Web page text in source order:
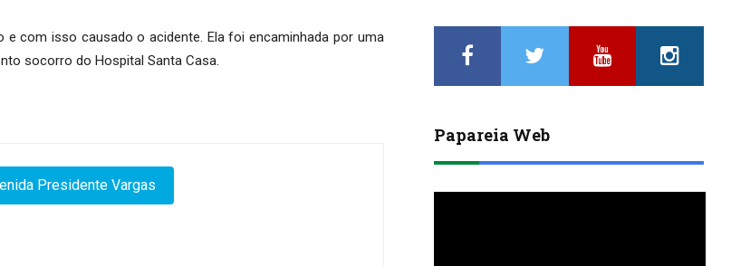
com isso causado o acidente. Ela foi encaminhada por uma
socorro do Hospital Santa Casa.
Presidente Vargas
Papareia Web